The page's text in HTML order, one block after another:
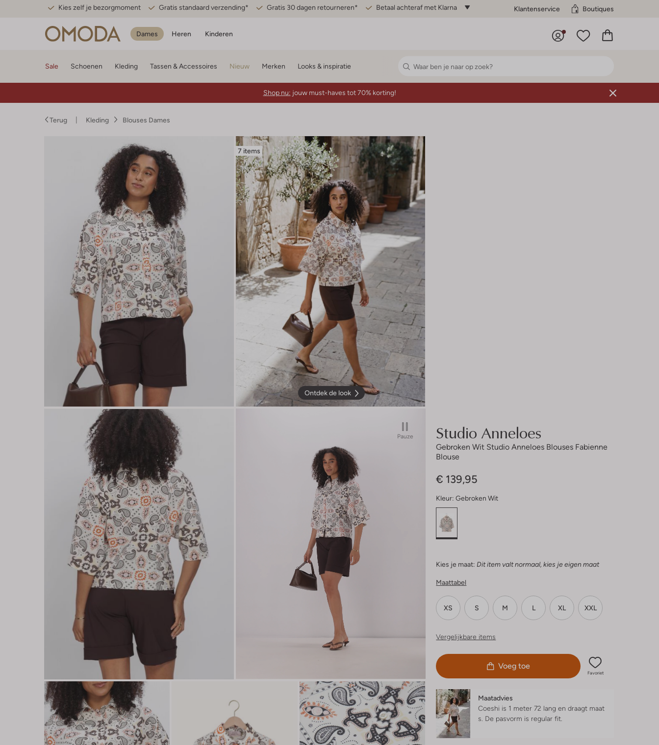
Kies zelf je bezorgmoment Gratis standaard verzending* Gratis 30 dagen retourneren* Betaal achteraf met Klarna Klantenservice Boutiques
Dames Heren Kinderen
Sale Schoenen Kleding Tassen & Accessoires Nieuw Merken Looks & inspiratie
Shop nu: jouw must-haves tot 70% korting!
Terug Kleding Blouses Dames
7 items
Ontdek de look
Pauze Studio Anneloes
Gebroken Wit Studio Anneloes Blouses Fabienne
Blouse
€ 139,95
Kleur: Gebroken Wit
Kies je maat: Dit item valt normaal, kies je eigen maat
Maattabel
XS S M L XL XXL
Vergelijkbare items
Voeg toe
Favoriet
Maatadvies
Coeshi is 1 meter 72 lang en draagt maat
s. De pasvorm is regular fit